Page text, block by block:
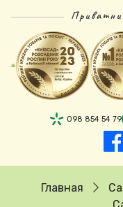
098 854 54 79
Строка
Главная